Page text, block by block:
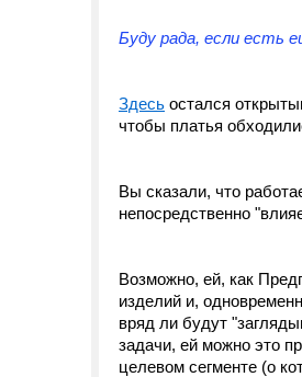
Буду рада, если есть
Здесь остался
чтобы платья
Вы сказали, что
непосредственно
Возможно, ей, как
изделий и,
вряд ли будут
задачи, ей можно это
целевом сегменте (о